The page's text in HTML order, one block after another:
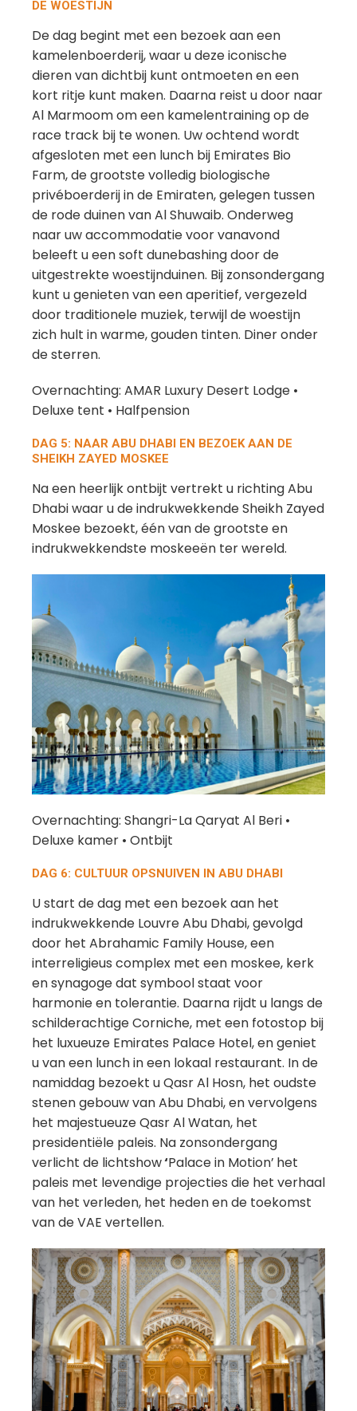
DE WOESTIJN
De dag begint met een bezoek aan een
kamelenboerderij, waar u deze iconische
dieren van dichtbij kunt ontmoeten en een
kort ritje kunt maken. Daarna reist u door naar
Al Marmoom om een kamelentraining op de
race track bij te wonen. Uw ochtend wordt
afgesloten met een lunch bij Emirates Bio
Farm, de grootste volledig biologische
privéboerderij in de Emiraten, gelegen tussen
de rode duinen van Al Shuwaib. Onderweg
naar uw accommodatie voor vanavond
beleeft u een soft dunebashing door de
uitgestrekte woestijnduinen. Bij zonsondergang
kunt u genieten van een aperitief, vergezeld
door traditionele muziek, terwijl de woestijn
zich hult in warme, gouden tinten. Diner onder
de sterren.
Overnachting: AMAR Luxury Desert Lodge •
Deluxe tent • Halfpension
DAG 5: NAAR ABU DHABI EN BEZOEK AAN DE
SHEIKH ZAYED MOSKEE
Na een heerlijk ontbijt vertrekt u richting Abu
Dhabi waar u de indrukwekkende Sheikh Zayed
Moskee bezoekt, één van de grootste en
indrukwekkendste moskeeën ter wereld.
Overnachting: Shangri-La Qaryat Al Beri •
Deluxe kamer • Ontbijt
DAG 6: CULTUUR OPSNUIVEN IN ABU DHABI
U start de dag met een bezoek aan het
indrukwekkende Louvre Abu Dhabi, gevolgd
door het Abrahamic Family House, een
interreligieus complex met een moskee, kerk
en synagoge dat symbool staat voor
harmonie en tolerantie. Daarna rijdt u langs de
schilderachtige Corniche, met een fotostop bij
het luxueuze Emirates Palace Hotel, en geniet
u van een lunch in een lokaal restaurant. In de
namiddag bezoekt u Qasr Al Hosn, het oudste
stenen gebouw van Abu Dhabi, en vervolgens
het majestueuze Qasr Al Watan, het
presidentiële paleis. Na zonsondergang
verlicht de lichtshow‘Palace in Motion’ het
paleis met levendige projecties die het verhaal
van het verleden, het heden en de toekomst
van de VAE vertellen.